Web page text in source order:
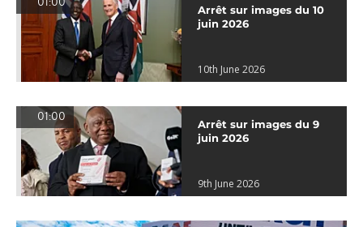
01:00
Arrêt sur images du 10
juin 2026
10th June 2026
01:00
Arrêt sur images du 9
juin 2026
9th June 2026